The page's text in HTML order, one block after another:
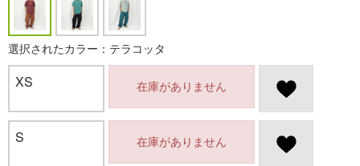
選択されたカラー：テラコッタ
XS 在庫がありません
S 在庫がありません